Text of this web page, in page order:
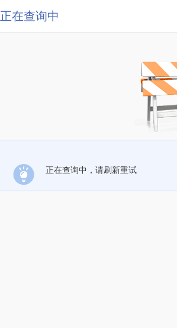
正在查询中
正在查询中，请刷新重试